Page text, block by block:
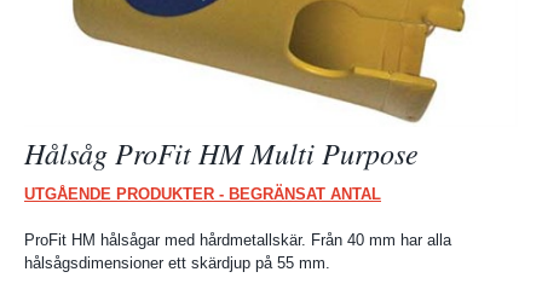
Hålsåg ProFit HM Multi Purpose
UTGÅENDE PRODUKTER - BEGRÄNSAT ANTAL
ProFit HM hålsågar med hårdmetallskär. Från 40 mm har alla
hålsågsdimensioner ett skärdjup på 55 mm.